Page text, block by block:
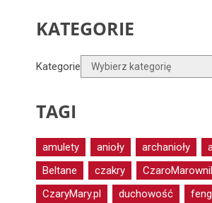
KATEGORIE
Kategorie
TAGI
amulety anioły archanioły
Beltane
czakry
CzaryMary.pl
duchowość